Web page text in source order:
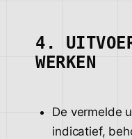
4.
WERKEN
De vermelde
indicatief,